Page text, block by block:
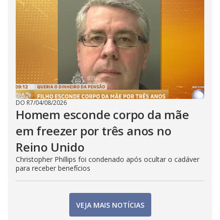
DO R7/04/08/2026
Homem esconde corpo da mãe
em freezer por três anos no
Reino Unido
Christopher Phillips foi condenado após ocultar o cadáver
para receber benefícios
VEJA MAIS NOTÍCIAS